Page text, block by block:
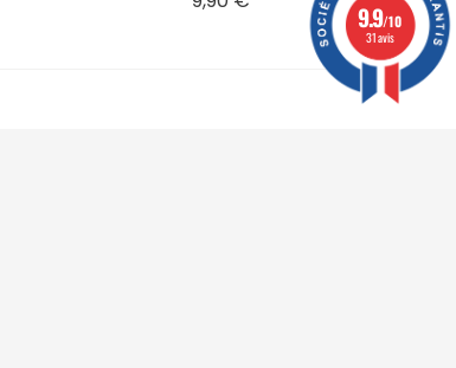
9.9/10
31 avis